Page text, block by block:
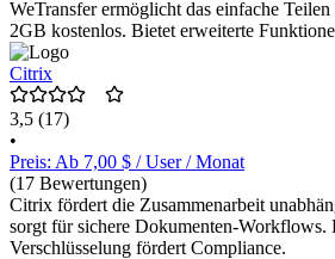
WeTransfer ermöglicht das einfache
2GB kostenlos. Bietet erweiterte
Citrix
3,5 (17)
•
Preis: Ab 7,00 $ / User / Monat
(17 Bewertungen)
Citrix fördert die Zusammenarbeit
sorgt für sichere Dokumenten-Workflows.
Verschlüsselung fördert Compliance.